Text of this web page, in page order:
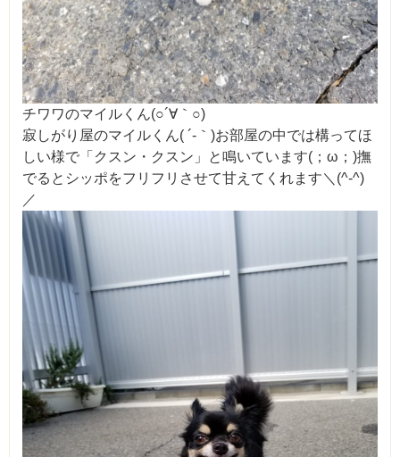
チワワのマイルくん(○´∀｀○)
寂しがり屋のマイルくん( ´-｀)お部屋の中では構ってほ
しい様で「クスン・クスン」と鳴いています(；ω；)撫
でるとシッポをフリフリさせて甘えてくれます＼(^-^)
／